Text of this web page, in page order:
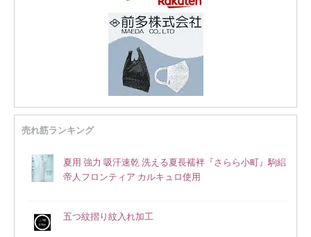
売れ筋ランキング
夏用 強力 吸汗速乾 洗える夏長襦袢『さらら小町』駒絽
帝人フロンティア カルキュロ使用
五つ紋摺り紋入れ加工